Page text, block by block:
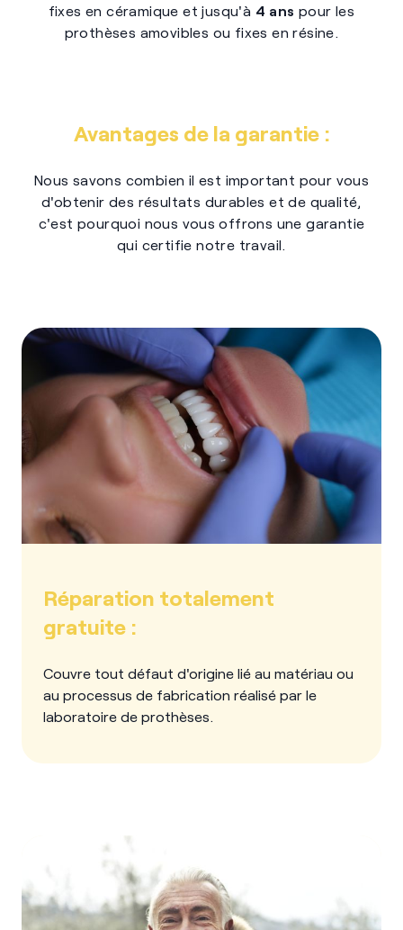
fixes en céramique et jusqu'à 4 ans pour les
prothèses amovibles ou fixes en résine.
Avantages de la garantie :
Nous savons combien il est important pour vous
d'obtenir des résultats durables et de qualité,
c'est pourquoi nous vous offrons une garantie
qui certifie notre travail.
Réparation totalement
gratuite :
Couvre tout défaut d'origine lié au matériau ou
au processus de fabrication réalisé par le
laboratoire de prothèses.